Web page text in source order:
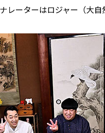
レーターはロジャー（大自